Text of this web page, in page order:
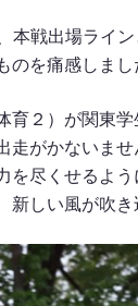
本戦出場ライ
を痛感しまし
育２）が関東
走がかないま
を尽くせるよ
しい風が吹き